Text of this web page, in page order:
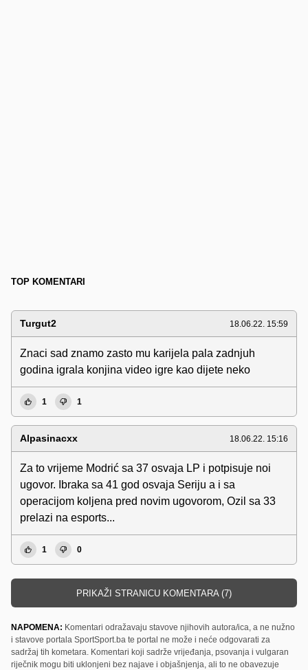
TOP KOMENTARI
Turgut2 18.06.22. 15:59
Znaci sad znamo zasto mu karijela pala zadnjuh
godina igrala konjina video igre kao dijete neko
1 1
Alpasinacxx 18.06.22. 15:16
Za to vrijeme Modrić sa 37 osvaja LP i potpisuje noi
ugovor. Ibraka sa 41 god osvaja Seriju a i sa
operacijom koljena pred novim ugovorom, Ozil sa 33
prelazi na esports...
1 0
PRIKAŽI STRANICU KOMENTARA (7)
NAPOMENA: Komentari odražavaju stavove njihovih autora/ica, a ne nužno
i stavove portala SportSport.ba te portal ne može i neće odgovarati za
sadržaj tih kometara. Komentari koji sadrže vrijeđanja, psovanja i vulgaran
riječnik mogu biti uklonjeni bez najave i objašnjenja, ali to ne obavezuje